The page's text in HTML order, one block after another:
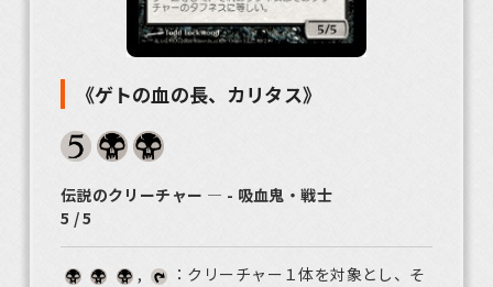
《ゲトの血の長、カリタス》
伝説のクリーチャー ― - 吸血鬼・戦士
5 / 5
,
：クリーチャー１体を対象とし、そ